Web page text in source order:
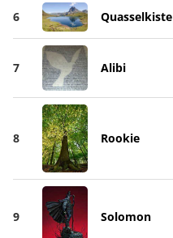
6 Quasselkiste
7 Alibi
8 Rookie
9 Solomon